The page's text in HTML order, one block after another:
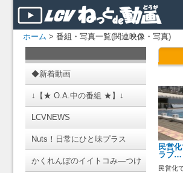
ホーム > 番組・写真一覧(関連映像・写真)
◆新着動画
↓【★ O.A.中の番組 ★】↓
LCVNEWS
Nuts！日常にひと味プラス
かくれんぼのイイトコみ―つけ
民営
ラブ…
民営化